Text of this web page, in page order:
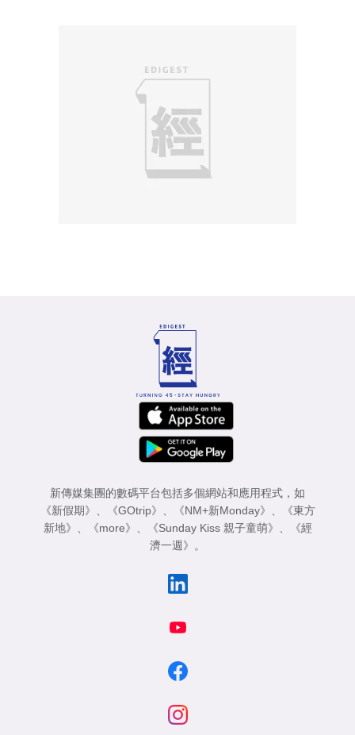
新傳媒集團的數碼平台包括多個網站和應用程式，如
《新假期》
《GOtrip》 《NM+新Monday》
《東方
新地》
《more》 《Sunday Kiss 親子童萌》
《經
濟一週》
。